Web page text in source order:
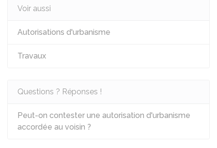
Voir aussi
Autorisations d'urbanisme
Travaux
Questions ? Réponses !
Peut-on contester une autorisation d'urbanisme
accordée au voisin ?